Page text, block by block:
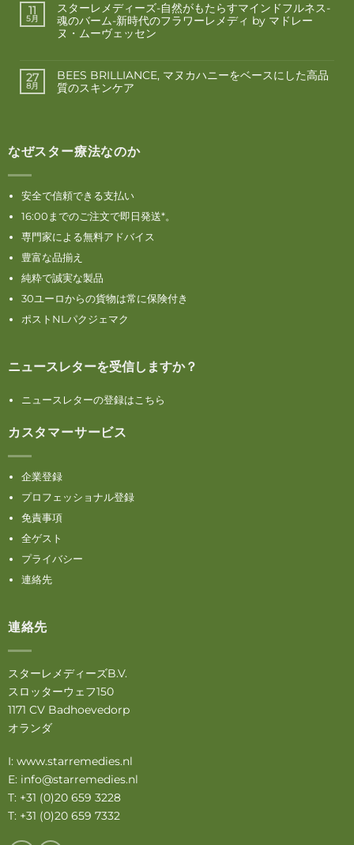
11
5月
スターレメディーズ-自然がもたらすマインドフルネス-
魂のバーム-新時代のフラワーレメディ by マドレー
ヌ・ムーヴェッセン
27
8月
BEES BRILLIANCE, マヌカハニーをベースにした高品
質のスキンケア
なぜスター療法なのか
安全で信頼できる支払い
16:00までのご注文で即日発送*。
専門家による無料アドバイス
豊富な品揃え
純粋で誠実な製品
30ユーロからの貨物は常に保険付き
ポストNLパクジェマク
ニュースレターを受信しますか？
ニュースレターの登録はこちら
カスタマーサービス
企業登録
プロフェッショナル登録
免責事項
全ゲスト
プライバシー
連絡先
連絡先
スターレメディーズB.V.
スロッターウェフ150
1171 CV Badhoevedorp
オランダ
I: www.starremedies.nl
E: info@starremedies.nl
T: +31 (0)20 659 3228
T: +31 (0)20 659 7332